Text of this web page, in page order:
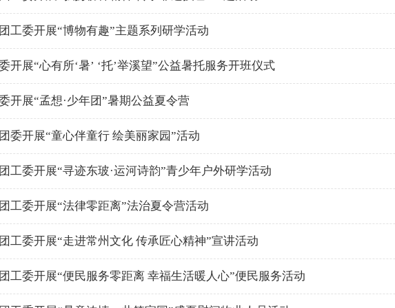
工委开展“博物有趣”主题系列研学活动
开展“心有所‘暑’ ‘托’举溪望”公益暑托服务开班仪式
开展“孟想·少年团”暑期公益夏令营
委开展“童心伴童行 绘美丽家园”活动
工委开展“寻迹东玻·运河诗韵”青少年户外研学活动
工委开展“法律零距离”法治夏令营活动
工委开展“走进常州文化 传承匠心精神”宣讲活动
工委开展“便民服务零距离 幸福生活暖人心”便民服务活动